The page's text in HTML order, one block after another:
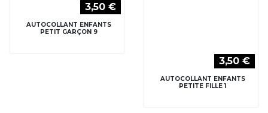
3,50 €
AUTOCOLLANT ENFANTS
PETIT GARÇON 9